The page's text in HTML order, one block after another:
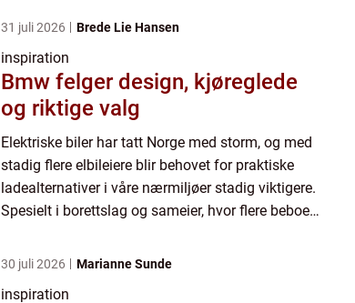
31 juli 2026 Brede Lie Hansen
inspiration
Bmw felger design, kjøreglede
og riktige valg
Elektriske biler har tatt Norge med storm, og med
stadig flere elbileiere blir behovet for praktiske
ladealternativer i våre nærmiljøer stadig viktigere.
Spesielt i borettslag og sameier, hvor flere beboere
30 juli 2026 Marianne Sunde
inspiration